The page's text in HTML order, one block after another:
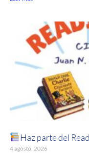
Haz parte del
4 agosto, 2026